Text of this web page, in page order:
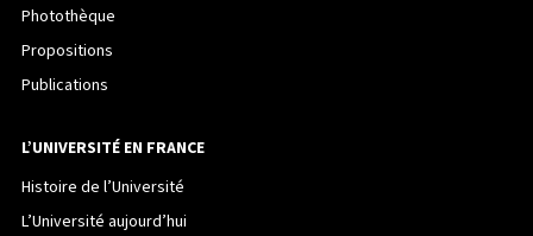
Photothèque
Propositions
Publications
L’UNIVERSITÉ EN FRANCE
Histoire de l’Université
L’Université aujourd’hui